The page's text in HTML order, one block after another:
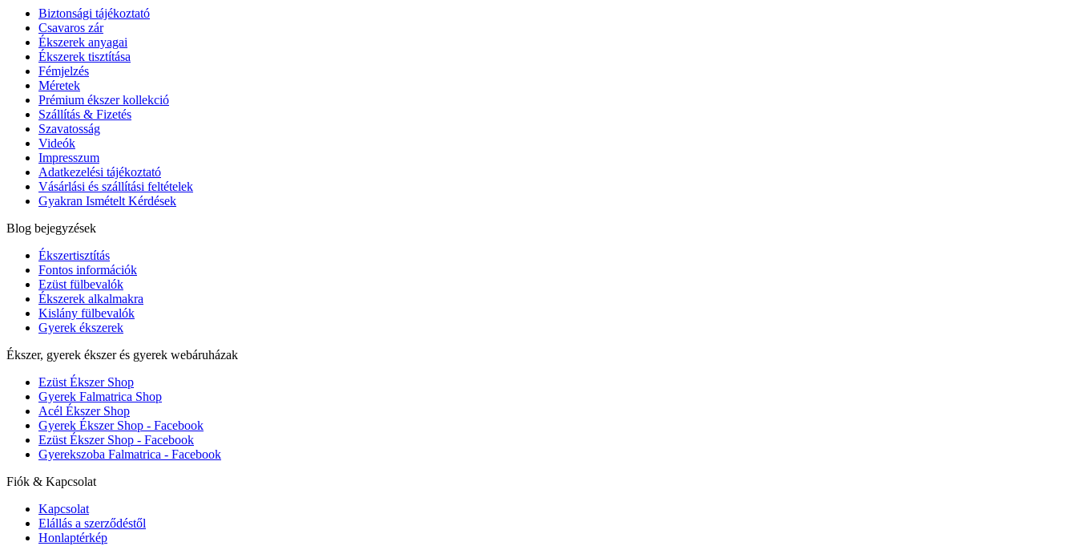
Biztonsági tájékoztató
Csavaros zár
Ékszerek anyagai
Ékszerek tisztítása
Fémjelzés
Méretek
Prémium ékszer kollekció
Szállítás & Fizetés
Szavatosság
Videók
Impresszum
Adatkezelési tájékoztató
Vásárlási és szállítási feltételek
Gyakran Ismételt Kérdések
Blog bejegyzések
Ékszertisztítás
Fontos információk
Ezüst fülbevalók
Ékszerek alkalmakra
Kislány fülbevalók
Gyerek ékszerek
Ékszer, gyerek ékszer és gyerek webáruházak
Ezüst Ékszer Shop
Gyerek Falmatrica Shop
Acél Ékszer Shop
Gyerek Ékszer Shop - Facebook
Ezüst Ékszer Shop - Facebook
Gyerekszoba Falmatrica - Facebook
Fiók & Kapcsolat
Kapcsolat
Elállás a szerződéstől
Honlaptérkép